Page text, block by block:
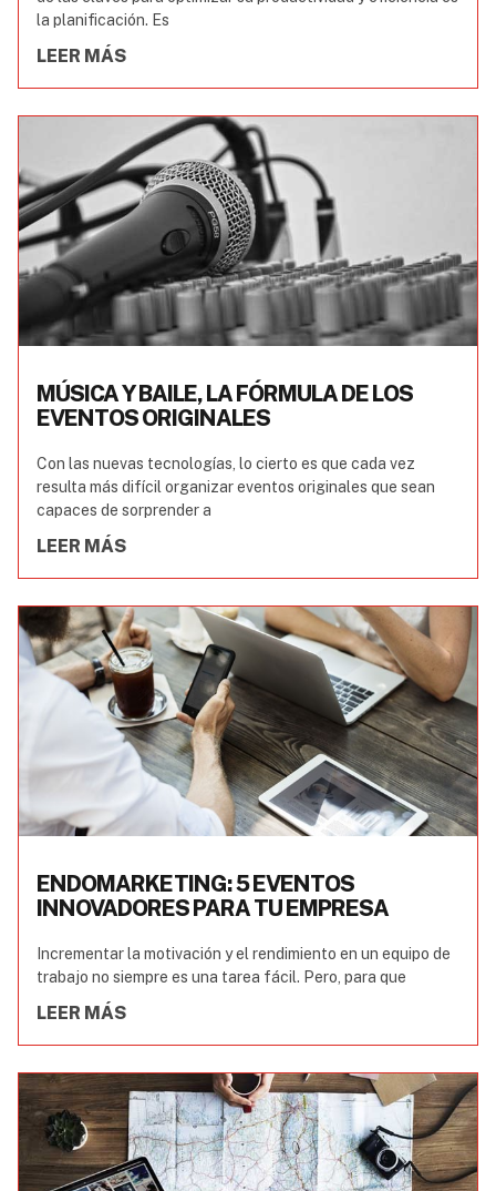
la planificación. Es
LEER MÁS
MÚSICA Y BAILE, LA FÓRMULA DE LOS
EVENTOS ORIGINALES
Con las nuevas tecnologías, lo cierto es que cada vez
resulta más difícil organizar eventos originales que sean
capaces de sorprender a
LEER MÁS
ENDOMARKETING: 5 EVENTOS
INNOVADORES PARA TU EMPRESA
Incrementar la motivación y el rendimiento en un equipo de
trabajo no siempre es una tarea fácil. Pero, para que
LEER MÁS